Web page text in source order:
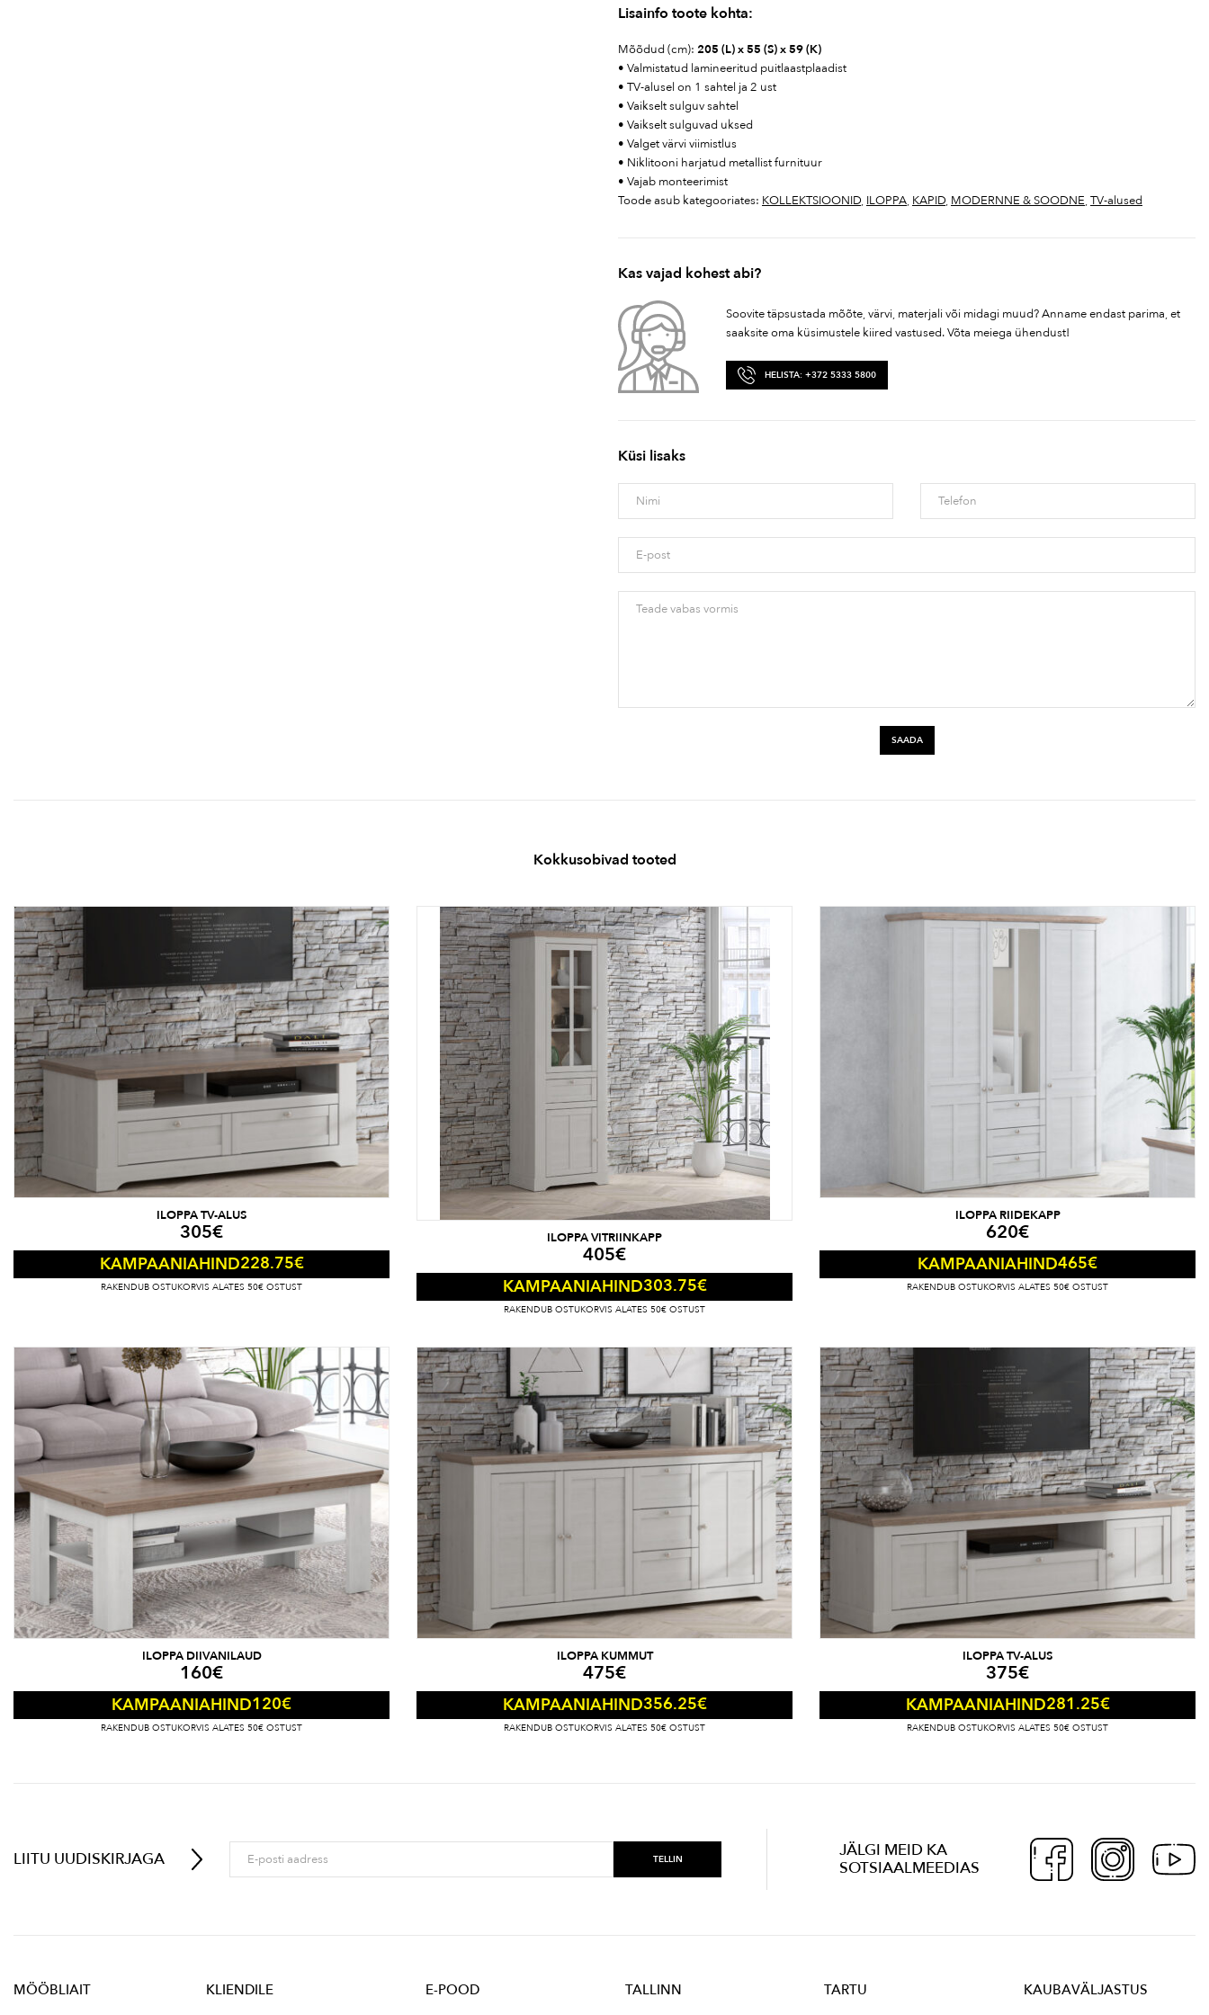
Lisainfo toote kohta:
Mõõdud (cm): 205 (L) x 55 (S) x 59 (K)
• Valmistatud lamineeritud puitlaastplaadist
• TV-alusel on 1 sahtel ja 2 ust
• Vaikselt sulguv sahtel
• Vaikselt sulguvad uksed
• Valget värvi viimistlus
• Niklitooni harjatud metallist furnituur
• Vajab monteerimist
Toode asub kategooriates: KOLLEKTSIOONID, ILOPPA, KAPID, MODERNNE & SOODNE,TV-alused
Kas vajad kohest abi?
Soovite täpsustada mõõte, värvi, materjali või midagi muud? Anname endast parima, et
saaksite oma küsimustele kiired vastused. Võta meiega ühendust!
HELISTA: +372 5333 5800
Küsi lisaks
Kokkusobivad tooted
ILOPPA TV-ALUS
305€
KAMPAANIAHIND228.75€
RAKENDUB OSTUKORVIS ALATES 50€ OSTUST
ILOPPA VITRIINKAPP
405€
KAMPAANIAHIND303.75€
RAKENDUB OSTUKORVIS ALATES 50€ OSTUST
ILOPPA RIIDEKAPP
620€
KAMPAANIAHIND465€
RAKENDUB OSTUKORVIS ALATES 50€ OSTUST
ILOPPA DIIVANILAUD
160€
KAMPAANIAHIND120€
RAKENDUB OSTUKORVIS ALATES 50€ OSTUST
ILOPPA KUMMUT
475€
KAMPAANIAHIND356.25€
RAKENDUB OSTUKORVIS ALATES 50€ OSTUST
ILOPPA TV-ALUS
375€
KAMPAANIAHIND281.25€
RAKENDUB OSTUKORVIS ALATES 50€ OSTUST
LIITU UUDISKIRJAGA
JÄLGI MEID KA
SOTSIAALMEEDIAS
MÖÖBLIAIT KLIENDILE E-POOD TALLINN TARTU KAUBAVÄLJASTUS